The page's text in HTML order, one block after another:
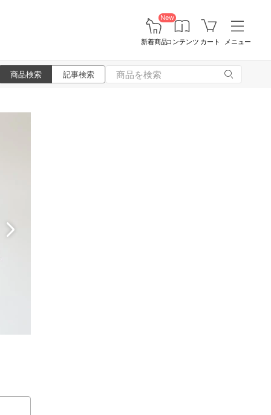
New
新着商品コンテンツ カート メニュー
商品検索 記事検索